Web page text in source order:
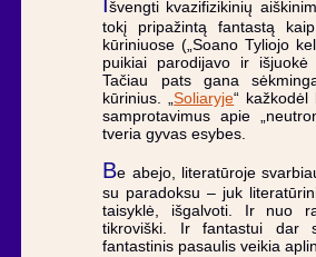
švengti kvazifizikinių
tokį pripažintą fantastą kaip
kūriniuose („Soano Tyliojo
puikiai parodijavo ir išjuokė
Tačiau pats gana
kūrinius. „Soliaryje“ kažkodėl
samprotavimus apie
tveria gyvas esybes.
Be abejo, literatūroje
su paradoksu – juk
taisyklė, išgalvoti. Ir nuo
tikroviški. Ir fantastui dar
fantastinis pasaulis veikia